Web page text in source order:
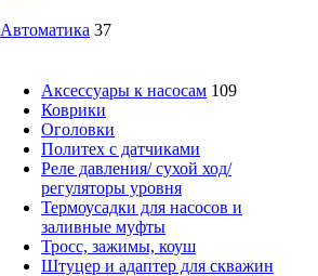
Автоматика 37
Аксессуары к насосам 109
Коврики
Оголовки
Политех с датчиками
Реле давления/ сухой ход/
регуляторы уровня
Термоусадки для насосов и
заливные муфты
Тросс, зажимы, коуш
Штуцер и адаптер для скважин